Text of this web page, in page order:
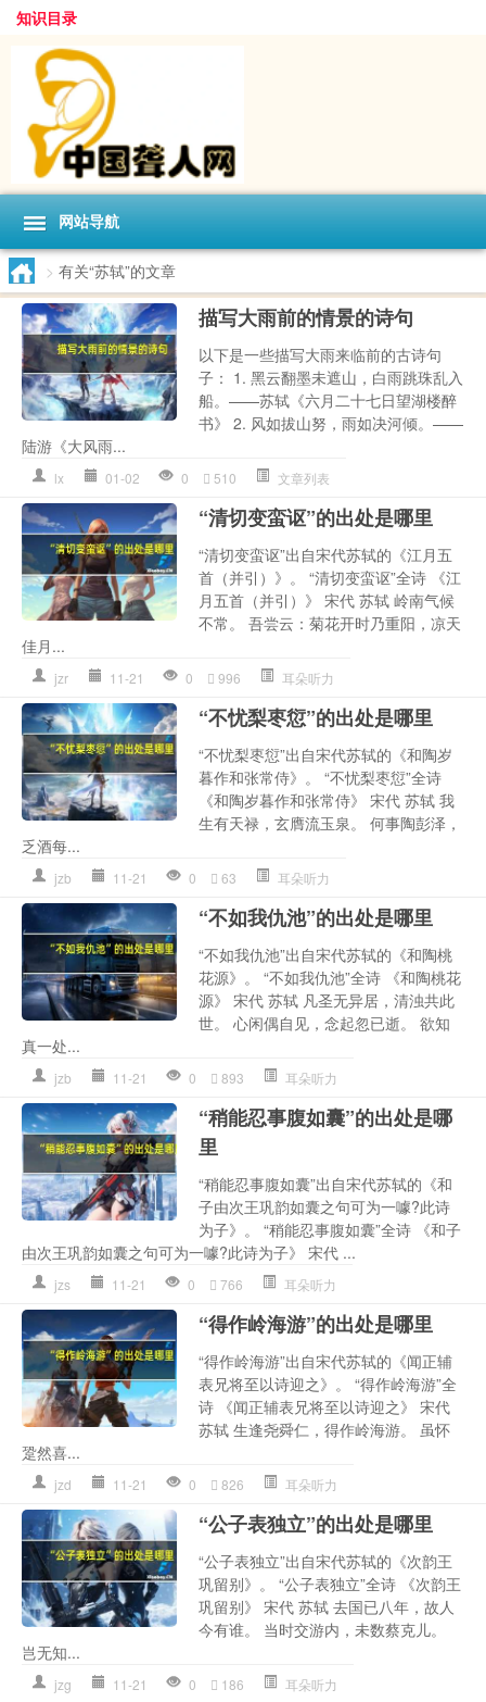
知识目录
网站导航
> 有关“苏轼”的文章
描写大雨前的情景的诗句
以下是一些描写大雨来临前的古诗句
子： 1. 黑云翻墨未遮山，白雨跳珠乱入
船。——苏轼《六月二十七日望湖楼醉
书》 2. 风如拔山努，雨如决河倾。——
陆游《大风雨...
lx 01-02 0 510 文章列表
“清切变蛮讴”的出处是哪里
“清切变蛮讴”出自宋代苏轼的《江月五
首（并引）》。 “清切变蛮讴”全诗 《江
月五首（并引）》 宋代 苏轼 岭南气候
不常。 吾尝云：菊花开时乃重阳，凉天
佳月...
jzr 11-21 0 996 耳朵听力
“不忧梨枣愆”的出处是哪里
“不忧梨枣愆”出自宋代苏轼的《和陶岁
暮作和张常侍》。 “不忧梨枣愆”全诗
《和陶岁暮作和张常侍》 宋代 苏轼 我
生有天禄，玄膺流玉泉。 何事陶彭泽，
乏酒每...
jzb 11-21 0 63 耳朵听力
“不如我仇池”的出处是哪里
“不如我仇池”出自宋代苏轼的《和陶桃
花源》。 “不如我仇池”全诗 《和陶桃花
源》 宋代 苏轼 凡圣无异居，清浊共此
世。 心闲偶自见，念起忽已逝。 欲知
真一处...
jzb 11-21 0 893 耳朵听力
“稍能忍事腹如囊”的出处是哪
里
“稍能忍事腹如囊”出自宋代苏轼的《和
子由次王巩韵如囊之句可为一噱?此诗
为子》。 “稍能忍事腹如囊”全诗 《和子
由次王巩韵如囊之句可为一噱?此诗为子》 宋代 ...
jzs 11-21 0 766 耳朵听力
“得作岭海游”的出处是哪里
“得作岭海游”出自宋代苏轼的《闻正辅
表兄将至以诗迎之》。 “得作岭海游”全
诗 《闻正辅表兄将至以诗迎之》 宋代
苏轼 生逢尧舜仁，得作岭海游。 虽怀
跫然喜...
jzd 11-21 0 826 耳朵听力
“公子表独立”的出处是哪里
“公子表独立”出自宋代苏轼的《次韵王
巩留别》。 “公子表独立”全诗 《次韵王
巩留别》 宋代 苏轼 去国已八年，故人
今有谁。 当时交游内，未数蔡克儿。
岂无知...
jzg 11-21 0 186 耳朵听力